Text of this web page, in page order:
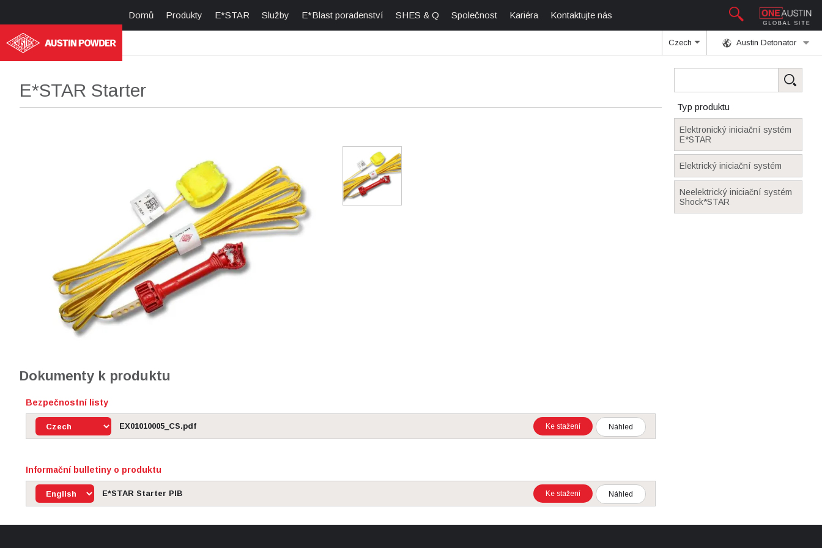
Domů Produkty E*STAR Služby E*Blast poradenství SHES & Q Společnost Kariéra Kontaktujte nás
Austin Detonator
Czech
Typ produktu
Elektronický iniciační systém
E*STAR
Elektrický iniciační systém
Neelektrický iniciační systém
Shock*STAR
E*STAR Starter
Dokumenty k produktu
Bezpečnostní listy
EX01010005_CS.pdf Náhled
Ke stažení
Informační bulletiny o produktu
E*STAR Starter PIB Náhled
Ke stažení